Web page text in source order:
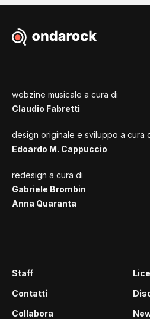
webzine musicale a cura di
Claudio Fabretti
design originale e sviluppo a cura
Edoardo M. Cappuccio
redesign a cura di
Gabriele Brombin
Anna Quaranta
Staff
Contatti
Collabora